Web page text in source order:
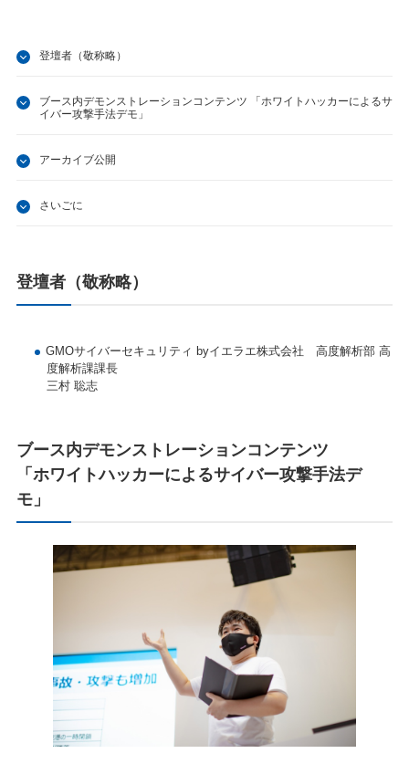
登壇者（敬称略）
ブース内デモンストレーションコンテンツ 「ホワイトハッカーによるサ
イバー攻撃手法デモ」
アーカイブ公開
さいごに
登壇者（敬称略）
GMOサイバーセキュリティ byイエラエ株式会社 高度解析部 高
度解析課課長
三村 聡志
ブース内デモンストレーションコンテンツ
「ホワイトハッカーによるサイバー攻撃手法デ
モ」